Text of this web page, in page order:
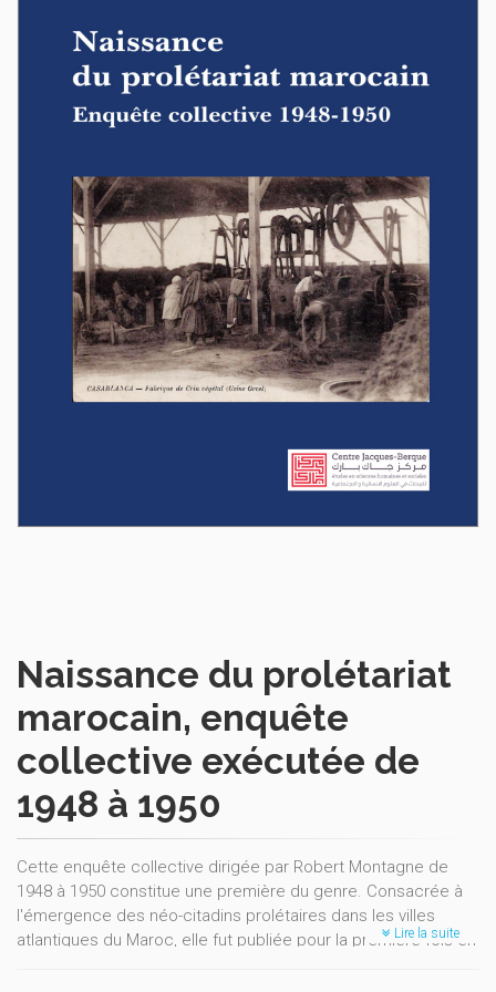
Naissance du prolétariat
marocain, enquête
collective exécutée de
1948 à 1950
Cette enquête collective dirigée par Robert Montagne de
1948 à 1950 constitue une première du genre. Consacrée à
l'émergence des néo-citadins prolétaires dans les villes
atlantiques du Maroc, elle fut publiée pour la première fois en
Lire la suite